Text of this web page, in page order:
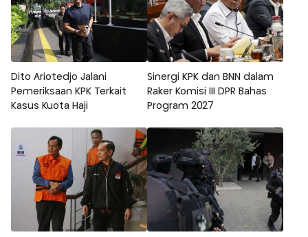
Dito Ariotedjo Jalani
Pemeriksaan KPK Terkait
Kasus Kuota Haji
Sinergi KPK dan BNN dalam
Raker Komisi III DPR Bahas
Program 2027